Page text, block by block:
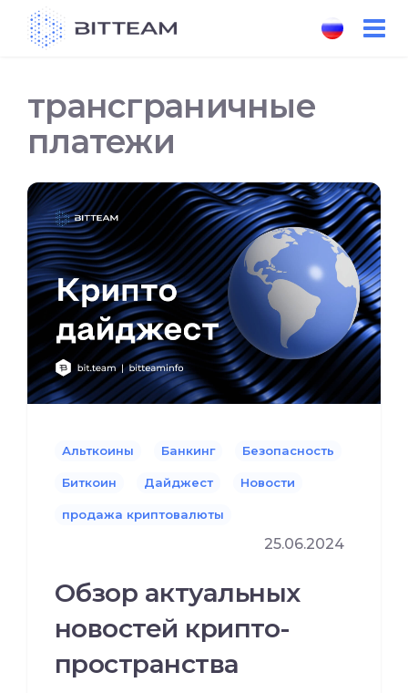
трансграничные
платежи
Альткоины Банкинг Безопасность
Биткоин Дайджест Новости
продажа криптовалюты
25.06.2024
Обзор актуальных
новостей крипто-
пространства